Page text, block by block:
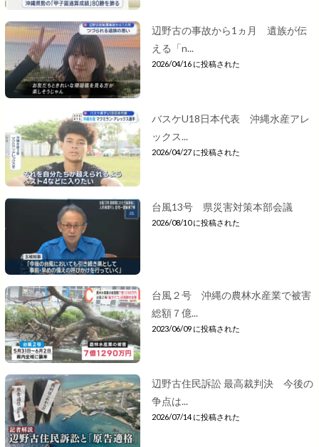
辺野古の事故から1ヵ月 遺族が伝
える「n...
2026/04/16 に投稿された
バスケU18日本代表 沖縄水産アレ
ックス...
2026/04/27 に投稿された
台風13号 県災害対策本部会議
2026/08/10 に投稿された
台風２号 沖縄の農林水産業で被害
総額７億...
2023/06/09 に投稿された
辺野古住民訴訟 最高裁判決 今後の
争点は...
2026/07/14 に投稿された